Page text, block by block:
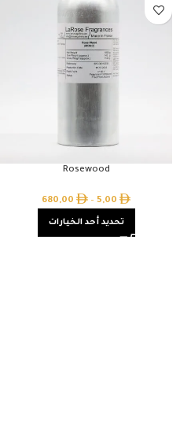
Rosewood
5,00
–
680,00
تحديد أحد الخيارات